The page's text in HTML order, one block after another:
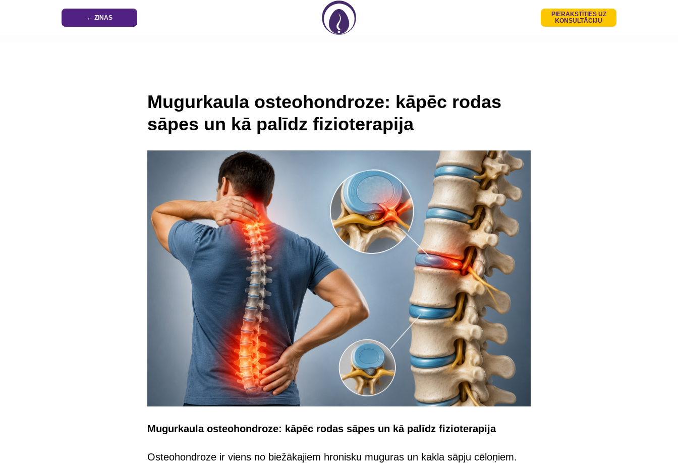
← ZINAS
PIERAKSTĪTIES UZ
KONSULTĀCIJU
Mugurkaula osteohondroze: kāpēc rodas
sāpes un kā palīdz fizioterapija
Mugurkaula osteohondroze: kāpēc rodas sāpes un kā palīdz fizioterapija
Osteohondroze ir viens no biežākajiem hronisku muguras un kakla sāpju cēloņiem.